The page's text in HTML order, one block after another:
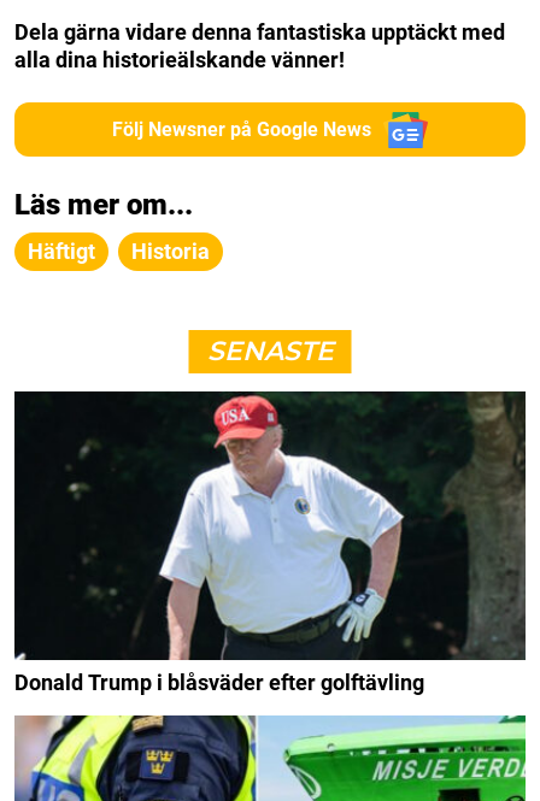
Dela gärna vidare denna fantastiska upptäckt med
alla dina historieälskande vänner!
Följ Newsner på Google News
Läs mer om...
Häftigt Historia
SENASTE
Donald Trump i blåsväder efter golftävling